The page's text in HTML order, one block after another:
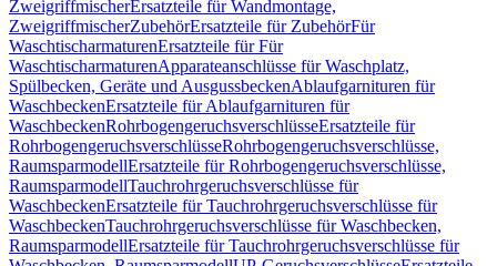
ZweigriffmischerErsatzteile für Wandmontage,
ZweigriffmischerZubehörErsatzteile für ZubehörFür
WaschtischarmaturenErsatzteile für Für
WaschtischarmaturenApparateanschlüsse für Waschplatz,
Spülbecken, Geräte und AusgussbeckenAblaufgarnituren für
WaschbeckenErsatzteile für Ablaufgarnituren für
WaschbeckenRohrbogengeruchsverschlüsseErsatzteile für
RohrbogengeruchsverschlüsseRohrbogengeruchsverschlüsse,
RaumsparmodellErsatzteile für Rohrbogengeruchsverschlüsse,
RaumsparmodellTauchrohrgeruchsverschlüsse für
WaschbeckenErsatzteile für Tauchrohrgeruchsverschlüsse für
WaschbeckenTauchrohrgeruchsverschlüsse für Waschbecken,
RaumsparmodellErsatzteile für Tauchrohrgeruchsverschlüsse für